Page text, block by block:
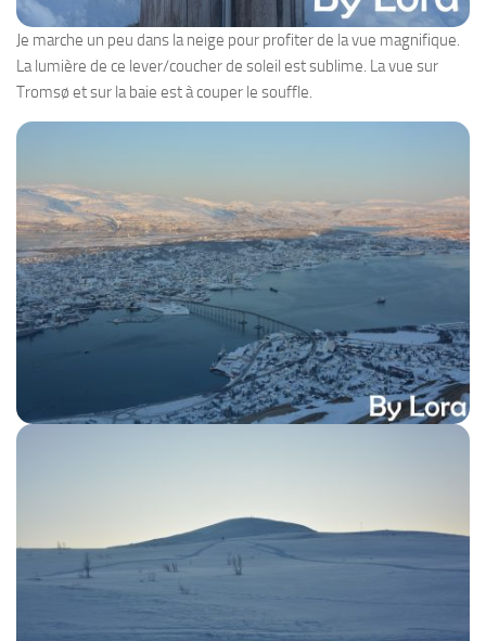
Je marche un peu dans la neige pour profiter de la vue magnifique.
La lumière de ce lever/coucher de soleil est sublime. La vue sur
Tromsø et sur la baie est à couper le souffle.